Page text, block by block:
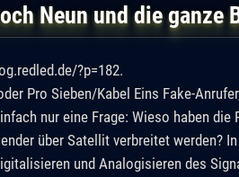
Neun und die ganze
?p=182.
Pro Sieben/Kabel Eins Fake-
nur eine Frage: Wieso haben
über Satellit verbreitet werden?
und Analogisieren des